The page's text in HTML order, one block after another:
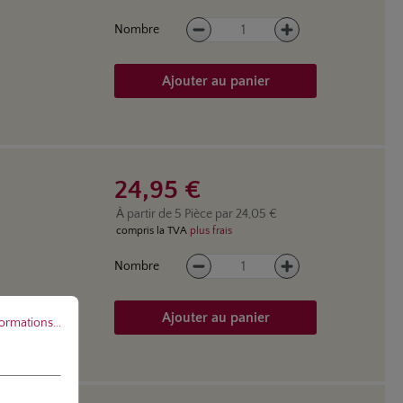
Quantité de produit : Entrez
Nombre
Ajouter au panier
24,95 €
À partir de 5 Pièce par 24,05 €
compris la TVA plus frais
Quantité de produit : Entrez
Nombre
Ajouter au panier